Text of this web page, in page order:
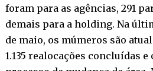
foram para as agências, 291
demais para a holding. Na
de maio, os múmeros são
1.135 realocações concluídas